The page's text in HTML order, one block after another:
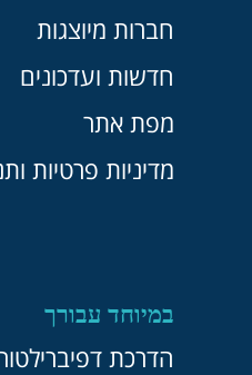
חברות מיוצגות
חדשות ועדכונים
מפת אתר
מדיניות פרטיות
במיוחד עבורך
הדרכת